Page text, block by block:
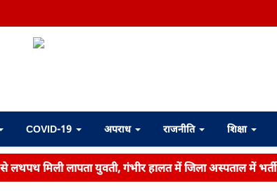
COVID-19 अपराध राजनीति शिक्षा
से लथपथ मिली लापता युवती, गंभीर हालत में जिला अस्पताल में भर्ती